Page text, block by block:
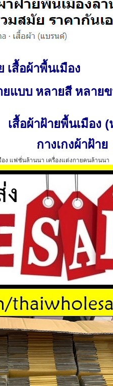
เสื้อผ้าพื้นเมือง
แบบ หลายสี หลาย
เสื้อผ้าฝ้ายพื้นเมือง
กางเกงผ้าฝ้าย